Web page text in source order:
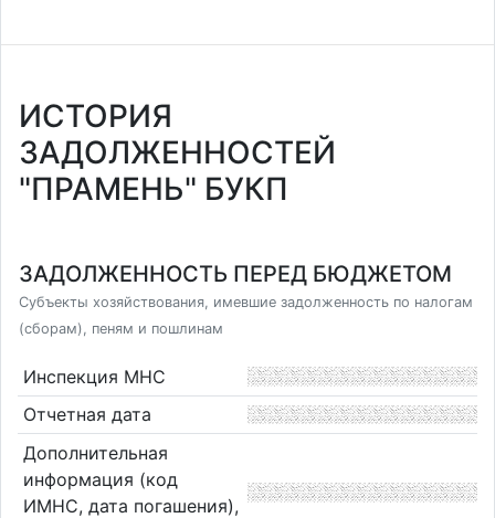
ИСТОРИЯ
ЗАДОЛЖЕННОСТЕЙ
"ПРАМЕНЬ" БУКП
ЗАДОЛЖЕННОСТЬ ПЕРЕД БЮДЖЕТОМ
Субъекты хозяйствования, имевшие задолженность по налогам
(сборам), пеням и пошлинам
Инспекция МНС
Отчетная дата
Дополнительная
информация (код
ИМНС, дата погашения),